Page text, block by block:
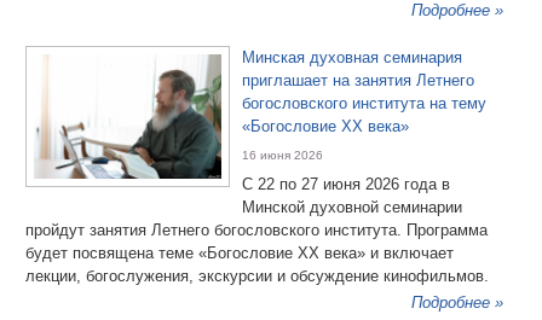
Подробнее »
Минская духовная семинария
приглашает на занятия Летнего
богословского института на тему
«Богословие XX века»
16 июня 2026
С 22 по 27 июня 2026 года в
Минской духовной семинарии
пройдут занятия Летнего богословского института. Программа
будет посвящена теме «Богословие XX века» и включает
лекции, богослужения, экскурсии и обсуждение кинофильмов.
Подробнее »